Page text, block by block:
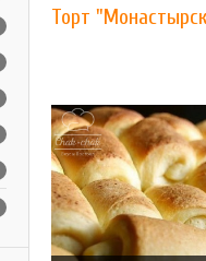
Торт